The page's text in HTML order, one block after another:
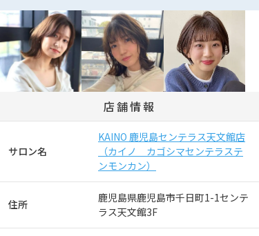
店舗情報
サロン名
KAINO 鹿児島センテラス天文館店
（カイノ カゴシマセンテラステ
ンモンカン）
住所
鹿児島県鹿児島市千日町1-1センテ
ラス天文館3F